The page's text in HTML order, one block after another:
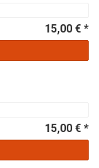
15,00 € *
15,00 € *